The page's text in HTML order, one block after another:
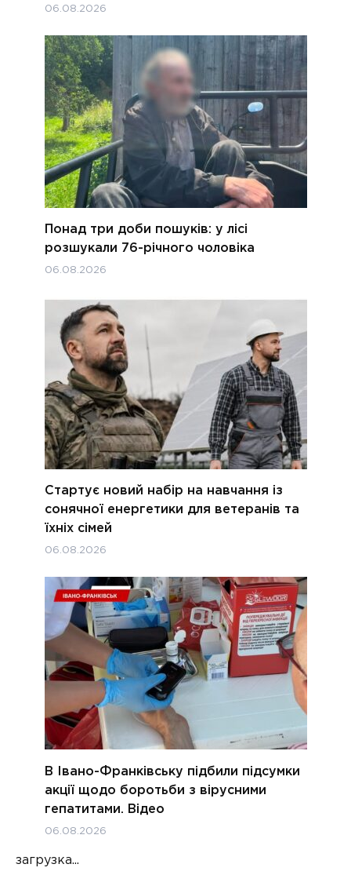
06.08.2026
Понад три доби пошуків: у лісі
розшукали 76-річного чоловіка
06.08.2026
Стартує новий набір на навчання із
сонячної енергетики для ветеранів та
їхніх сімей
06.08.2026
В Івано-Франківську підбили підсумки
акції щодо боротьби з вірусними
гепатитами. Відео
06.08.2026
загрузка...